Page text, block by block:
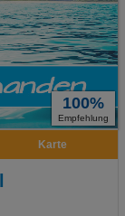
100%
Empfehlung
Karte